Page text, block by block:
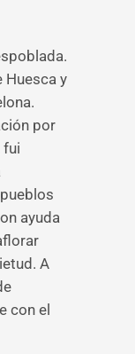
Huesca y
por
fui
ayuda
A
con el